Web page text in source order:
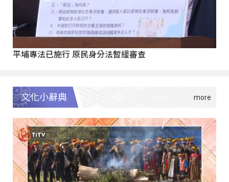
平埔專法已施行 原民身分法暫緩審查
文化小辭典